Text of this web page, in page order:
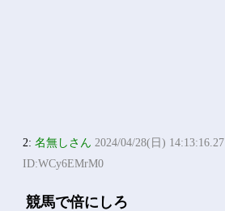
2:名無しさん 2024/04/28(日) 14:13:16.27
ID:WCy6EMrM0
競馬で倍にしろ